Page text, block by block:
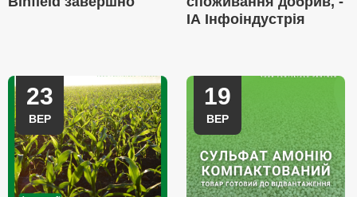
ІА Інфоіндустрія
23
ВЕР
19
ВЕР